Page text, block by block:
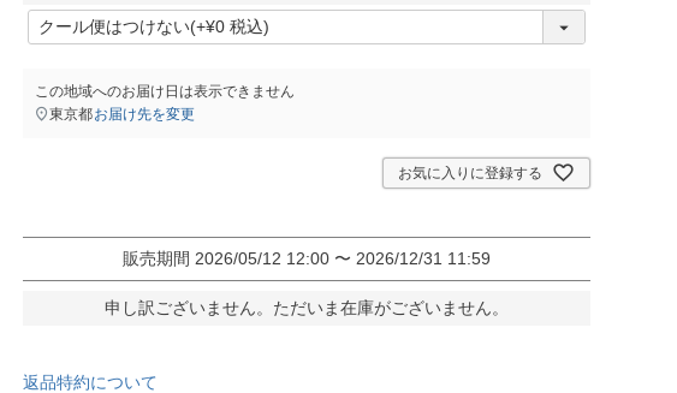
(
この地域へのお届け日は表示できません
東京都お届け先を変更
お気に入りに登録する
販売期間 2026/05/12 12:00 〜 2026/12/31 11:59
申し訳ございません。ただいま在庫がございません。
返品特約について